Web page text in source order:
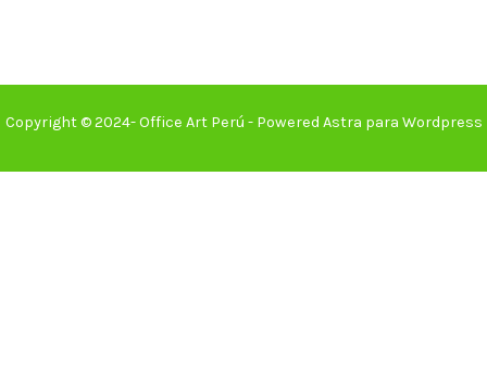
Copyright © 2024- Office Art Perú - Powered Astra para Wordpress